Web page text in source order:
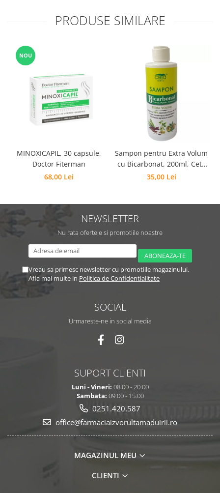
PRODUSE SIMILARE
NOU
MINOXICAPIL, 30 capsule,
Doctor Fiterman
68,00 Lei
Sampon pentru Extra Volum
cu Bicarbonat, 200ml, Ceta
Sibiu
35,00 Lei
NEWSLETTER
Nu rata ofertele si promotiile noastre
Vreau sa primesc newsletter cu promotiile magazinului.
Afla mai multe in Politica de Confidentialitate
SOCIAL
Urmareste-ne in social media
SUPORT CLIENTI
Luni - Vineri: 08:00 - 20:00
Sambata: 09:00 - 15:00
0251.420.587
office@farmaciaizvorultamaduirii.ro
MAGAZINUL MEU
CLIENTI